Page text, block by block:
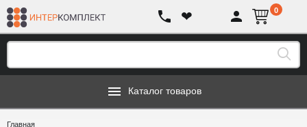
❤ 0
Каталог товаров
Главная